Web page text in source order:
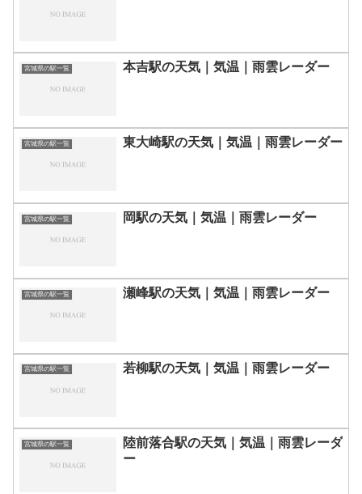
宮城県の駅一覧 本吉駅の天気｜気温｜雨雲レーダー
宮城県の駅一覧 東大崎駅の天気｜気温｜雨雲レーダー
宮城県の駅一覧 岡駅の天気｜気温｜雨雲レーダー
宮城県の駅一覧 瀬峰駅の天気｜気温｜雨雲レーダー
宮城県の駅一覧 若柳駅の天気｜気温｜雨雲レーダー
宮城県の駅一覧
陸前落合駅の天気｜気温｜雨雲レーダ
ー